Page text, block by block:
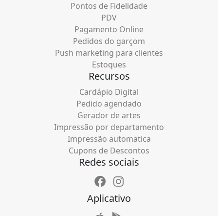
Pontos de Fidelidade
PDV
Pagamento Online
Pedidos do garçom
Push marketing para clientes
Estoques
Recursos
Cardápio Digital
Pedido agendado
Gerador de artes
Impressão por departamento
Impressão automatica
Cupons de Descontos
Redes sociais
Aplicativo